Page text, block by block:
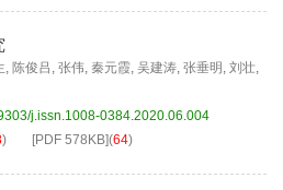
, 陈俊吕 , 张伟, 秦元霞, 吴建涛, 张垂明 , 刘壮,
j.issn.1008-0384.2020.06.004
) [PDF 578KB](64)